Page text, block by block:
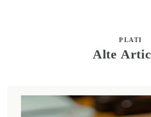
PLATI
Alte